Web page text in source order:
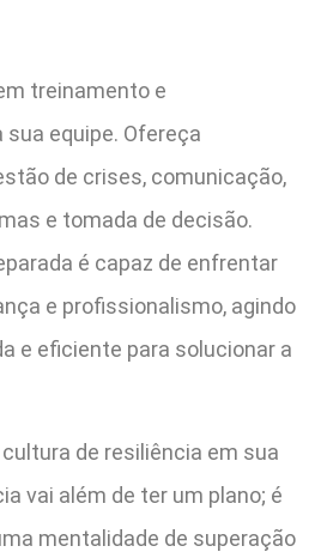
treinamento e
equipe. Ofereça
de crises, comunicação,
e tomada de decisão.
é capaz de enfrentar
e profissionalismo, agindo
e eficiente para solucionar a
de resiliência em sua
vai além de ter um plano; é
mentalidade de superação